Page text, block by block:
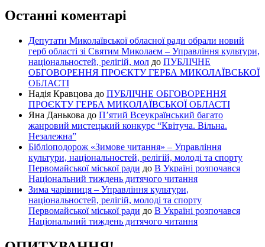
Останні коментарі
Депутати Миколаївської обласної ради обрали новий
герб області зі Святим Миколаєм – Управління культури,
національностей, релігій, мол до ПУБЛІЧНЕ
ОБГОВОРЕННЯ ПРОЄКТУ ГЕРБА МИКОЛАЇВСЬКОЇ
ОБЛАСТІ
Надія Кравцова до ПУБЛІЧНЕ ОБГОВОРЕННЯ
ПРОЄКТУ ГЕРБА МИКОЛАЇВСЬКОЇ ОБЛАСТІ
Яна Данькова до П’ятий Всеукраїнський багато
жанровий мистецький конкурс “Квітуча. Вільна.
Незалежна”
Бібліоподорож «Зимове читання» – Управління
культури, національностей, релігій, молоді та спорту
Первомайської міської ради до В Україні розпочався
Національний тиждень дитячого читання
Зима чарівниця – Управління культури,
національностей, релігій, молоді та спорту
Первомайської міської ради до В Україні розпочався
Національний тиждень дитячого читання